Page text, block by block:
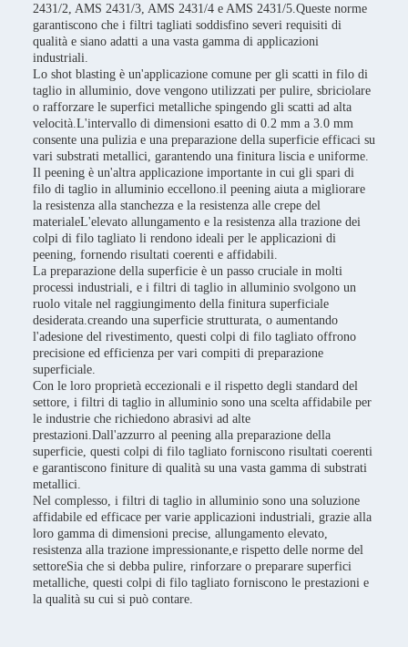
2431/2, AMS 2431/3, AMS 2431/4 e AMS 2431/5.Queste norme
garantiscono che i filtri tagliati soddisfino severi requisiti di
qualità e siano adatti a una vasta gamma di applicazioni
industriali.
Lo shot blasting è un'applicazione comune per gli scatti in filo di
taglio in alluminio, dove vengono utilizzati per pulire, sbriciolare
o rafforzare le superfici metalliche spingendo gli scatti ad alta
velocità.L'intervallo di dimensioni esatto di 0.2 mm a 3.0 mm
consente una pulizia e una preparazione della superficie efficaci su
vari substrati metallici, garantendo una finitura liscia e uniforme.
Il peening è un'altra applicazione importante in cui gli spari di
filo di taglio in alluminio eccellono.il peening aiuta a migliorare
la resistenza alla stanchezza e la resistenza alle crepe del
materialeL'elevato allungamento e la resistenza alla trazione dei
colpi di filo tagliato li rendono ideali per le applicazioni di
peening, fornendo risultati coerenti e affidabili.
La preparazione della superficie è un passo cruciale in molti
processi industriali, e i filtri di taglio in alluminio svolgono un
ruolo vitale nel raggiungimento della finitura superficiale
desiderata.creando una superficie strutturata, o aumentando
l'adesione del rivestimento, questi colpi di filo tagliato offrono
precisione ed efficienza per vari compiti di preparazione
superficiale.
Con le loro proprietà eccezionali e il rispetto degli standard del
settore, i filtri di taglio in alluminio sono una scelta affidabile per
le industrie che richiedono abrasivi ad alte
prestazioni.Dall'azzurro al peening alla preparazione della
superficie, questi colpi di filo tagliato forniscono risultati coerenti
e garantiscono finiture di qualità su una vasta gamma di substrati
metallici.
Nel complesso, i filtri di taglio in alluminio sono una soluzione
affidabile ed efficace per varie applicazioni industriali, grazie alla
loro gamma di dimensioni precise, allungamento elevato,
resistenza alla trazione impressionante,e rispetto delle norme del
settoreSia che si debba pulire, rinforzare o preparare superfici
metalliche, questi colpi di filo tagliato forniscono le prestazioni e
la qualità su cui si può contare.